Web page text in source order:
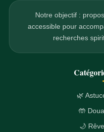
Notre objectif :
accessible pour
recherches
🌿
🤲
🌙